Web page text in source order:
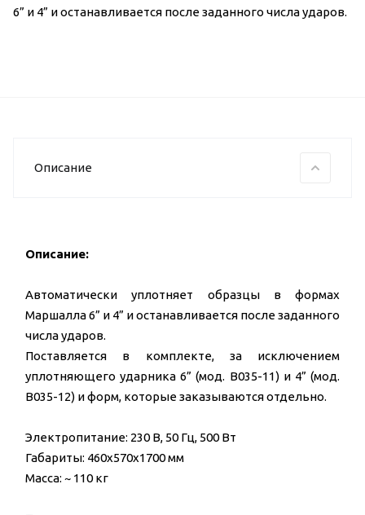
6” и 4” и останавливается после заданного числа ударов.
Описание
Описание:
Автоматически уплотняет образцы в формах
Маршалла 6” и 4” и останавливается после заданного
числа ударов.
Поставляется в комплекте, за исключением
уплотняющего ударника 6” (мод. B035-11) и 4” (мод.
B035-12) и форм, которые заказываются отдельно.
Электропитание: 230 В, 50 Гц, 500 Вт
Габариты: 460x570x1700 мм
Масса: ~ 110 кг